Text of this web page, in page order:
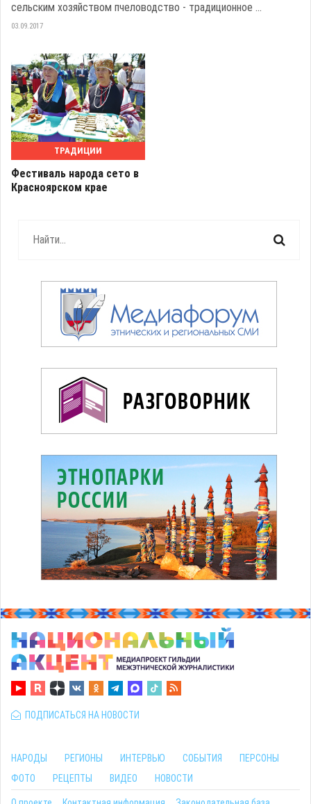
сельским хозяйством пчеловодство - традиционное ...
03.09.2017
ТРАДИЦИИ
Фестиваль народа сето в
Красноярском крае
ПОДПИСАТЬСЯ НА НОВОСТИ
НАРОДЫ РЕГИОНЫ ИНТЕРВЬЮ СОБЫТИЯ
ПЕРСОНЫ
ФОТО
РЕЦЕПТЫ ВИДЕО НОВОСТИ